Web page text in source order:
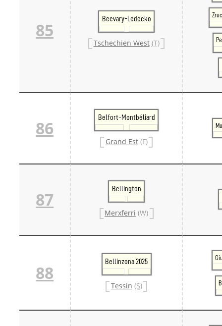
85
Becvary-Ledecko
Tschechien West (T)
86
Belfort-Montbéliard
Grand Est (F)
87
Bellington
Merxferri (W)
88
Bellinzona 2025
Tessin (S)